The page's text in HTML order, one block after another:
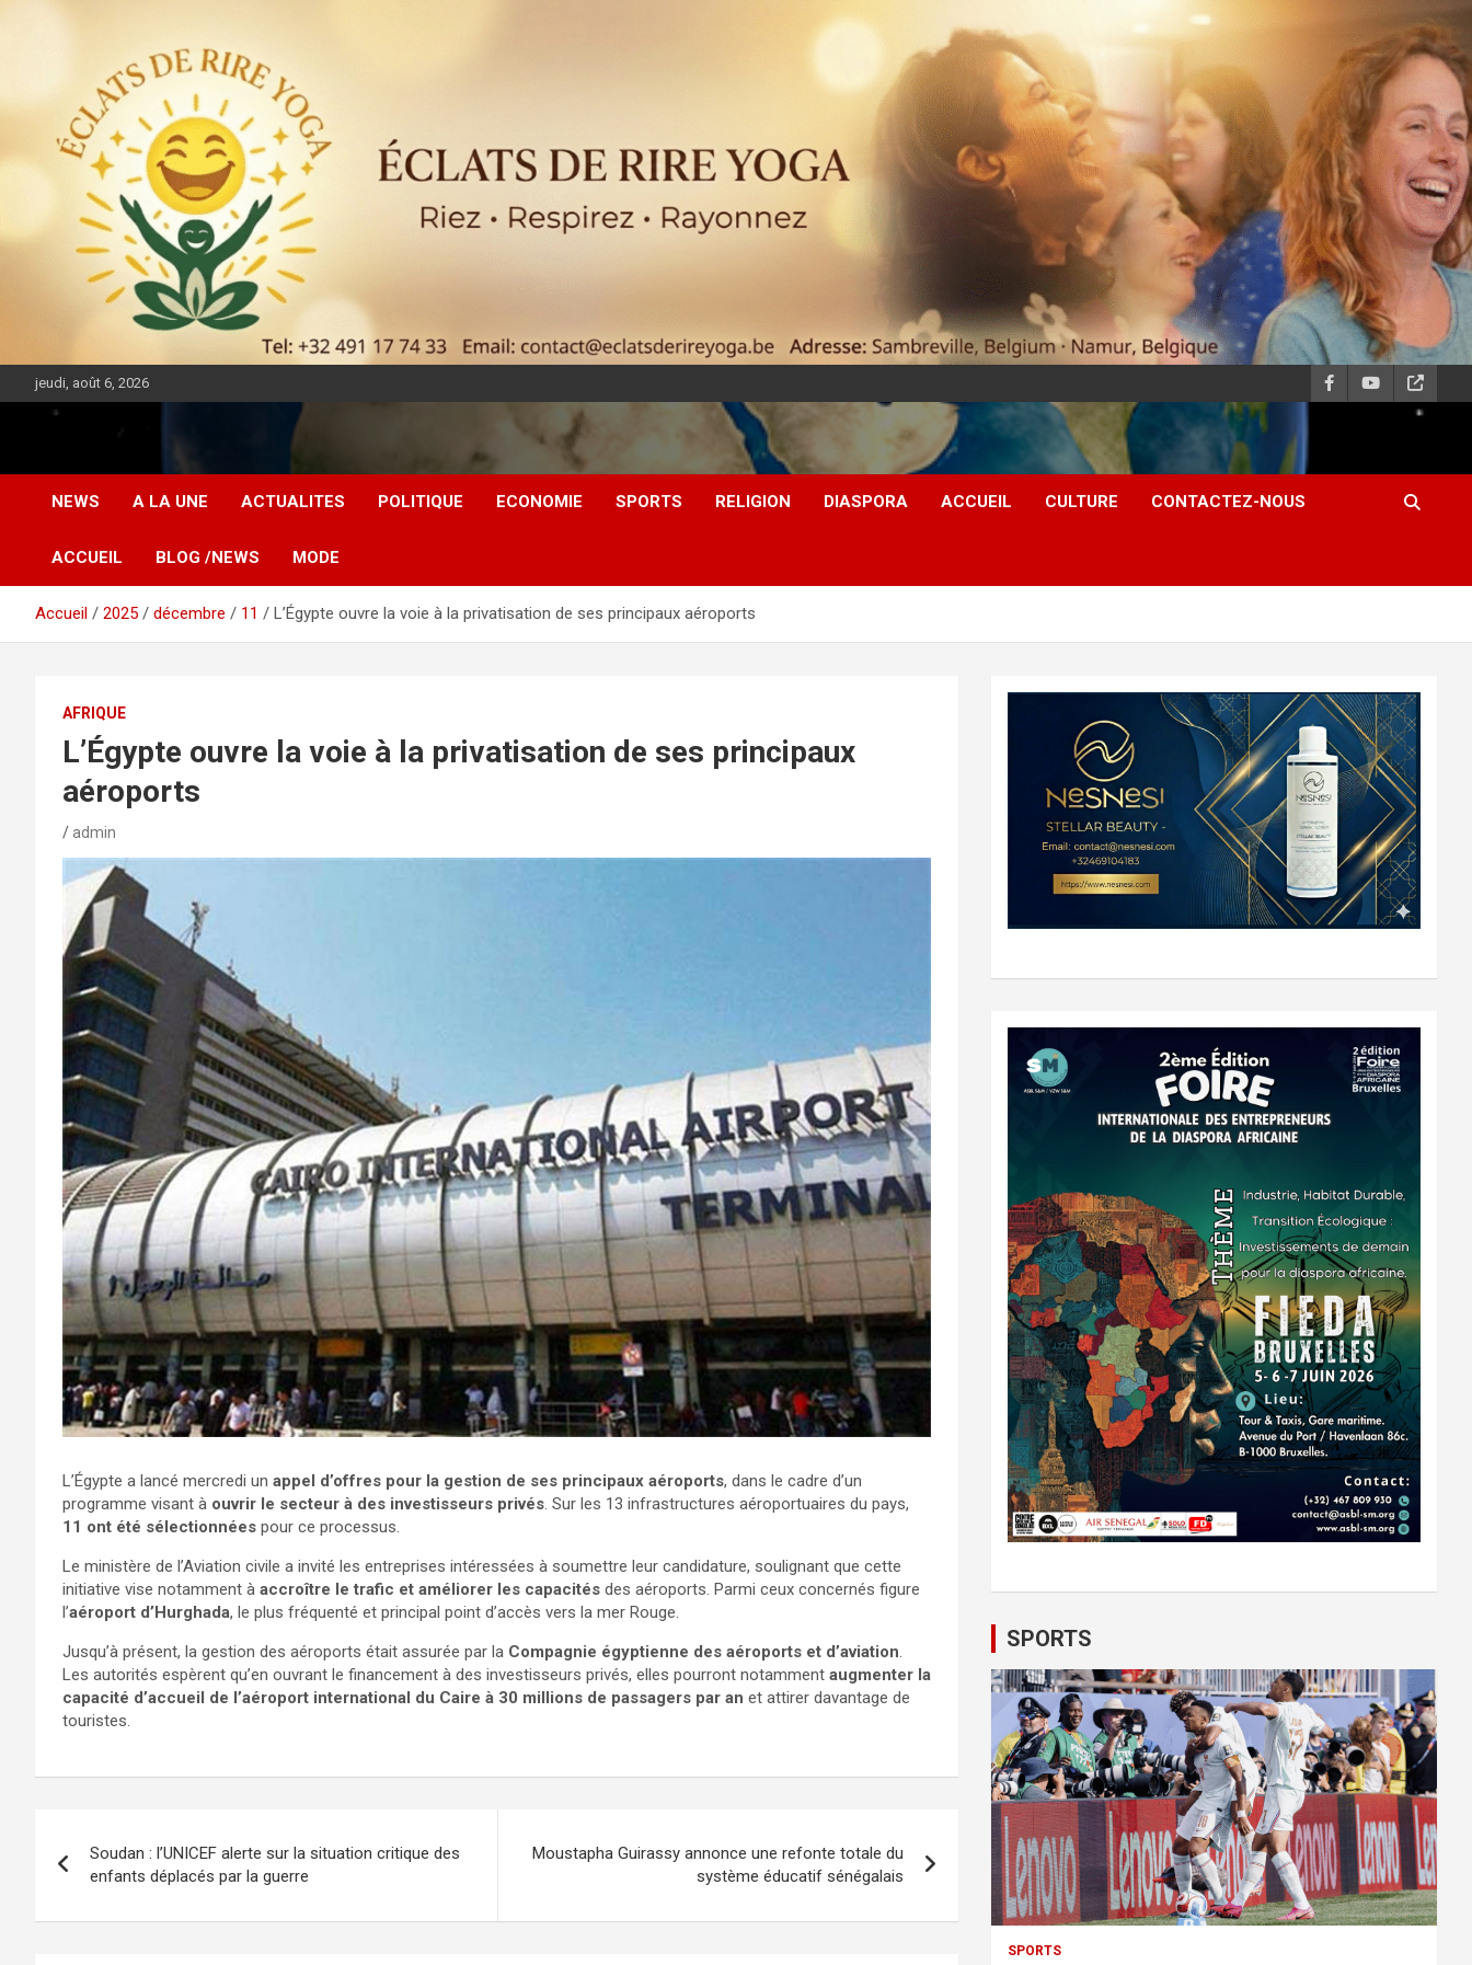
jeudi, août 6, 2026
DIASPORA PULSE
NEWS A LA UNE ACTUALITES POLITIQUE ECONOMIE SPORTS RELIGION DIASPORA ACCUEIL CULTURE CONTACTEZ-NOUS
ACCUEIL BLOG /NEWS MODE
Accueil 2025 décembre 11 L’Égypte ouvre la voie à la privatisation de ses principaux aéroports
AFRIQUE
L’Égypte ouvre la voie à la privatisation de ses principaux
aéroports
admin
L’Égypte a lancé mercredi un appel d’offres pour la gestion de ses principaux aéroports, dans le cadre d’un
programme visant à ouvrir le secteur à des investisseurs privés. Sur les 13 infrastructures aéroportuaires du pays,
11 ont été sélectionnées pour ce processus.
Le ministère de l’Aviation civile a invité les entreprises intéressées à soumettre leur candidature, soulignant que cette
initiative vise notamment à accroître le trafic et améliorer les capacités des aéroports. Parmi ceux concernés figure
l’aéroport d’Hurghada, le plus fréquenté et principal point d’accès vers la mer Rouge.
Jusqu’à présent, la gestion des aéroports était assurée par la Compagnie égyptienne des aéroports et d’aviation.
Les autorités espèrent qu’en ouvrant le financement à des investisseurs privés, elles pourront notamment augmenter la
capacité d’accueil de l’aéroport international du Caire à 30 millions de passagers par an et attirer davantage de
touristes.
Soudan : l’UNICEF alerte sur la situation critique des
enfants déplacés par la guerre
Moustapha Guirassy annonce une refonte totale du
système éducatif sénégalais
SPORTS
SPORTS